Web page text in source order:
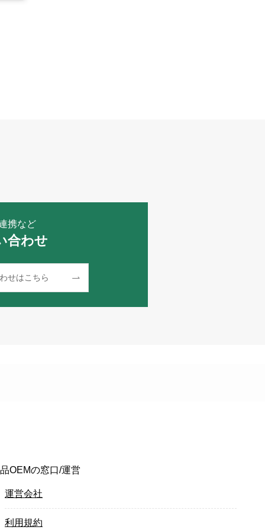
携など
合わせ
せはこちら
OEMの窓口/運営
運営会社
利用規約